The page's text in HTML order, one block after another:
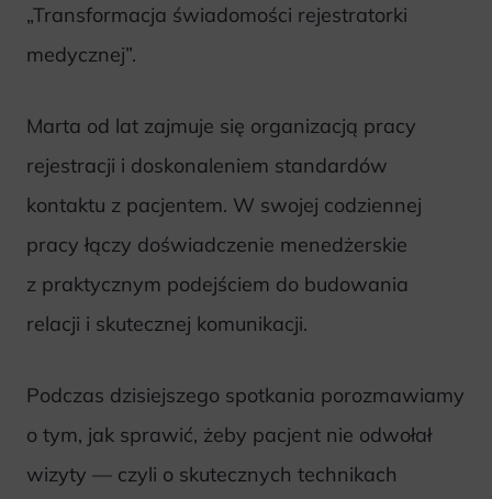
„Transformacja świadomości rejestratorki
medycznej”.
Marta od lat zajmuje się organizacją pracy
rejestracji i doskonaleniem standardów
kontaktu z pacjentem. W swojej codziennej
pracy łączy doświadczenie menedżerskie
z praktycznym podejściem do budowania
relacji i skutecznej komunikacji.
Podczas dzisiejszego spotkania porozmawiamy
o tym, jak sprawić, żeby pacjent nie odwołał
wizyty — czyli o skutecznych technikach